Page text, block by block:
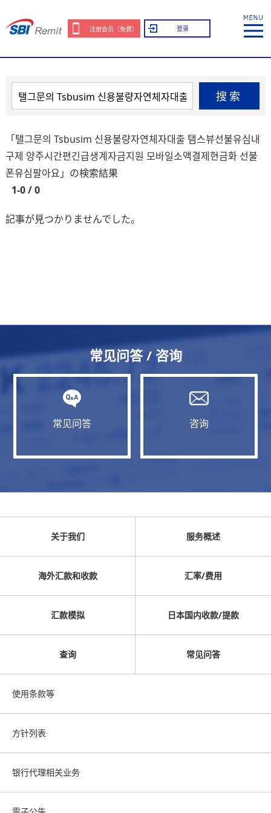
注册会员（免费） 登录
搜索
「탤그문의 Tsbusim 신용불량자연체자대출 탬스뷰선불유심내
구제 양주시간편긴급생계자금지원 모바일소액결제현금화 선불
폰유심팔아요」の検索結果
1-0 / 0
記事が見つかりませんでした。
常见问答 / 咨询
常见问答 咨询
关于我们 服务概述
海外汇款和收款 汇率/费用
汇款模拟 日本国内收款/提款
查询 常见问答
使用条款等
方针列表
银行代理相关业务